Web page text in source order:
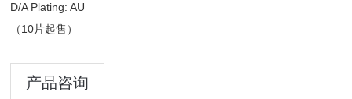
D/A Plating: AU
（10片起售）
产品咨询